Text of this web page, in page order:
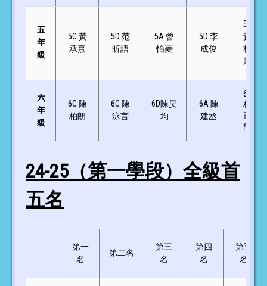
五
年
級
5C 黃
承熹
5D 范
昕語
5A 曾
怡菱
5D 李
成俊
5C
黃
柏
霖
六
年
級
6C 陳
柏朗
6C 陳
泳言
6D陳昊
均
6A 陳
建丞
6D
林
正
龍
24-25（第一學段）全級首
五名
第一
名
第二名
第三
名
第四
名
第五
名